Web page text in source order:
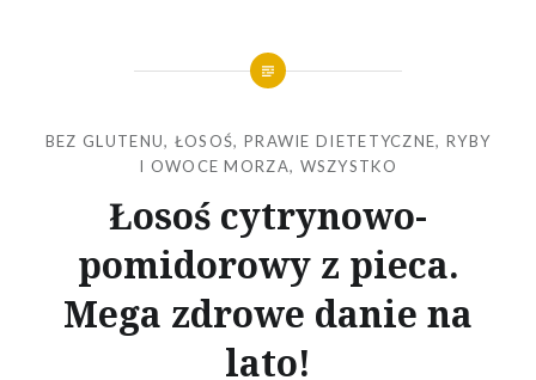
BEZ GLUTENU, ŁOSOŚ, PRAWIE DIETETYCZNE, RYBY
I OWOCE MORZA, WSZYSTKO
Łosoś cytrynowo-
pomidorowy z pieca.
Mega zdrowe danie na
lato!